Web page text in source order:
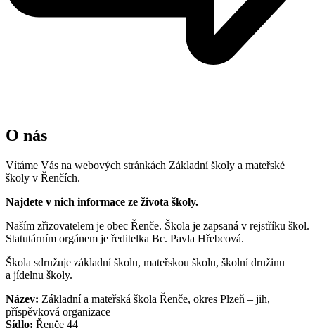
O nás
Vítáme Vás na webových stránkách Základní školy a mateřské
školy v Řenčích.
Najdete v nich informace ze života školy.
Naším zřizovatelem je obec Řenče. Škola je zapsaná v rejstříku škol.
Statutárním orgánem je ředitelka Bc. Pavla Hřebcová.
Škola sdružuje základní školu, mateřskou školu, školní družinu
a jídelnu školy.
Název: Základní a mateřská škola Řenče, okres Plzeň – jih,
příspěvková organizace
Sídlo: Řenče 44